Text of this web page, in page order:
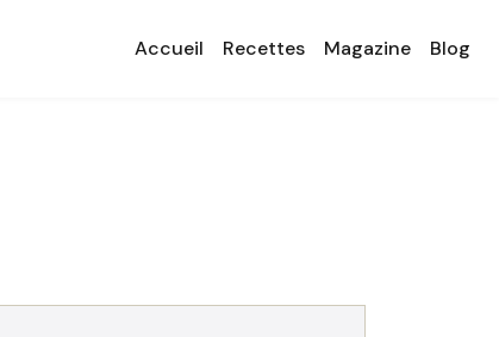
Accueil Recettes Magazine Blog